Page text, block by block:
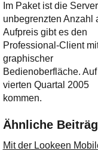
Im Paket ist die
unbegrenzten Anzahl
Aufpreis gibt es den
Professional-Client
graphischer
Bedienoberfläche.
vierten Quartal 2005
kommen.
Ähnliche
Mit der Lookeen